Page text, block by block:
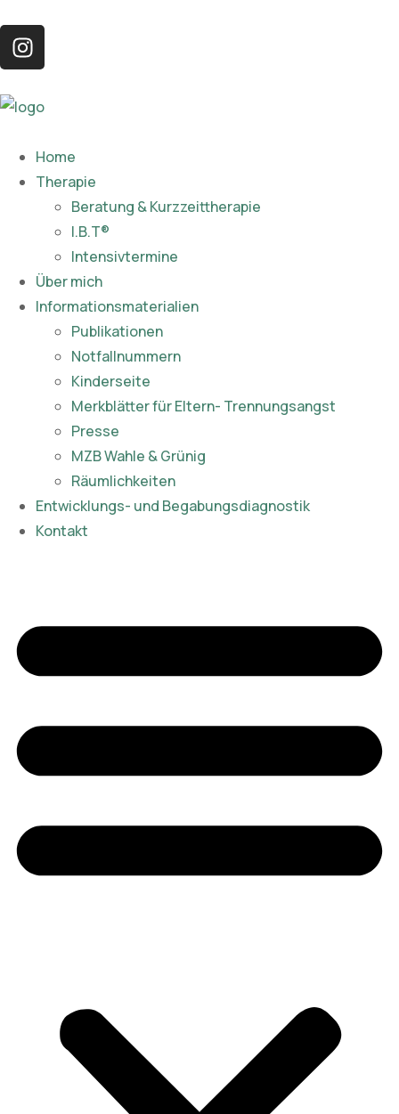
Home
Therapie
Beratung & Kurzzeittherapie
I.B.T®
Intensivtermine
Über mich
Informationsmaterialien
Publikationen​
Notfallnummern
Kinderseite
Merkblätter für Eltern- Trennungsangst
Presse
MZB Wahle & Grünig
Räumlichkeiten
Entwicklungs- und Begabungsdiagnostik
Kontakt